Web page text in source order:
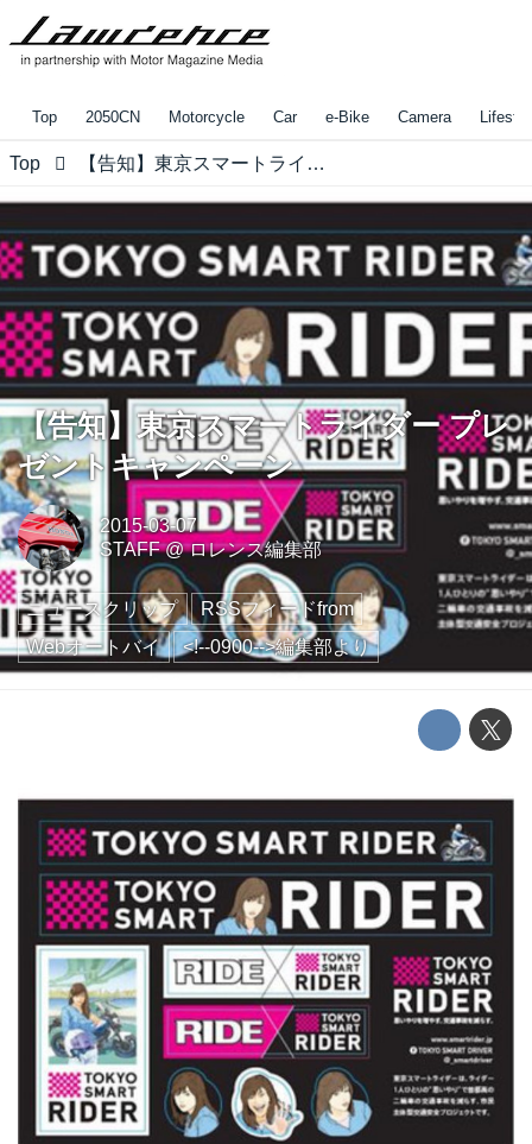
Top 2050CN Motorcycle Car e-Bike Camera
Top 【告知】東京スマートライダー プレゼントキャンペーン
【告知】東京スマートライダー プレ
ゼントキャンペーン
2015-03-07
STAFF@ロレンス編集部
ニュースクリップ
RSSフィードfrom
Webオートバイ
<!--0900-->編集部より